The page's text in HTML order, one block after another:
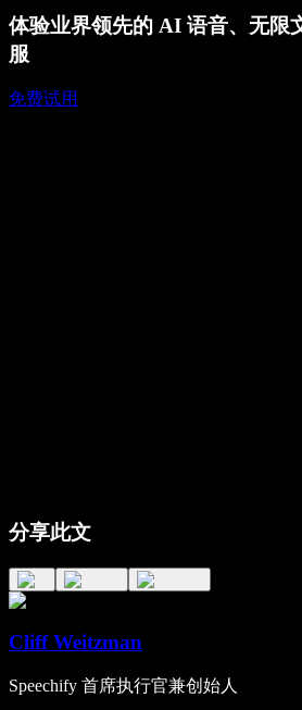
体验业界领先的 AI 语音、无限
服
免费试用
分享此文
Cliff Weitzman
Speechify 首席执行官兼创始人